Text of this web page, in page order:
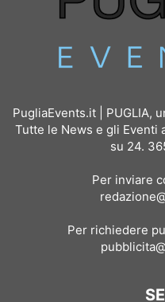
PugliaEvents.it | PUGLIA,
Tutte le News e gli Eventi
su 24.
Per inviare
Per richiedere